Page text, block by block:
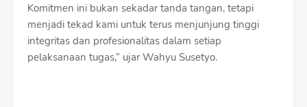
Komitmen ini bukan sekadar tanda tangan, tetapi
menjadi tekad kami untuk terus menjunjung tinggi
integritas dan profesionalitas dalam setiap
pelaksanaan tugas,” ujar Wahyu Susetyo.